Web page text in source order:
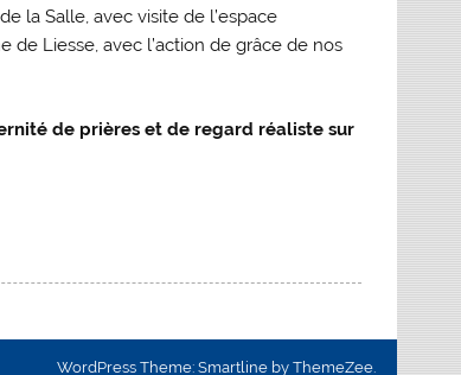
la Salle, avec visite de l’espace
Liesse, avec l’action de grâce de nos
de prières et de regard réaliste sur
WordPress Theme: Smartline by ThemeZee.